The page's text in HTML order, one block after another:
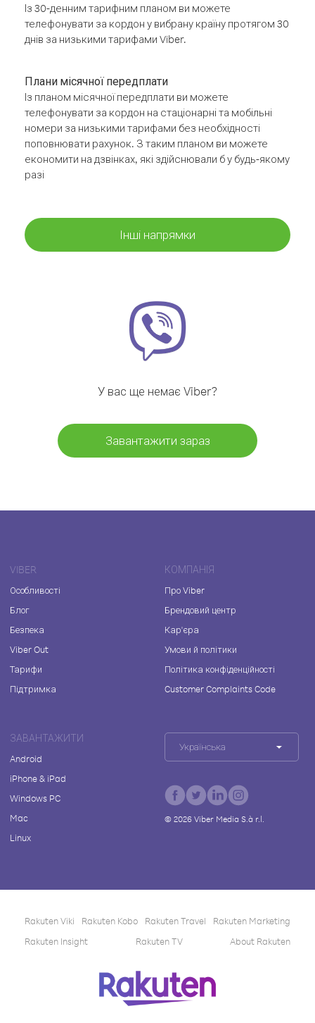
Із 30-денним тарифним планом ви можете
телефонувати за кордон у вибрану країну протягом 30
днів за низькими тарифами Viber.
Плани місячної передплати
Із планом місячної передплати ви можете
телефонувати за кордон на стаціонарні та мобільні
номери за низькими тарифами без необхідності
поповнювати рахунок. З таким планом ви можете
економити на дзвінках, які здійснювали б у будь-якому
разі
Інші напрямки
У вас ще немає Viber?
Завантажити зараз
VIBER
Особливості
Блог
Безпека
Viber Out
Тарифи
Підтримка
КОМПАНІЯ
Про Viber
Брендовий центр
Кар'єра
Умови й політики
Політика конфіденційності
Customer Complaints Code
ЗАВАНТАЖИТИ
Android
iPhone & iPad
Windows PC
Mac
Linux
Українська
© 2026Viber Media S.à r.l.
Rakuten Viki Rakuten Kobo Rakuten Travel
Rakuten Marketing
Rakuten Insight
Rakuten TV About Rakuten